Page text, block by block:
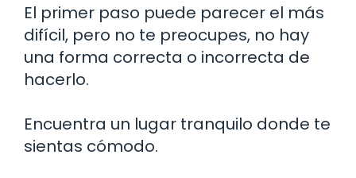
El primer paso puede parecer el más
difícil, pero no te preocupes, no hay
una forma correcta o incorrecta de
hacerlo.
Encuentra un lugar tranquilo donde te
sientas cómodo.